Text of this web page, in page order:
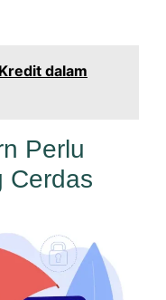
dalam
Perlu
Cerdas